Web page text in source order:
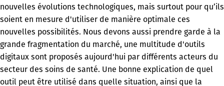
nouvelles évolutions technologiques, mais surtout pour qu’ils
soient en mesure d'utiliser de manière optimale ces
nouvelles possibilités. Nous devons aussi prendre garde à la
grande fragmentation du marché, une multitude d'outils
digitaux sont proposés aujourd'hui par différents acteurs du
secteur des soins de santé. Une bonne explication de quel
outil peut être utilisé dans quelle situation, ainsi que la